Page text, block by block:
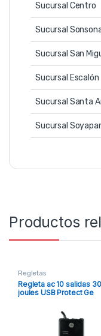
Sucursal Centro
Sucursal
Sucursal San
Sucursal Escalón
Sucursal Santa
Sucursal
Productos
Regletas
Regleta ac 10 salidas
joules USB Protect Ge